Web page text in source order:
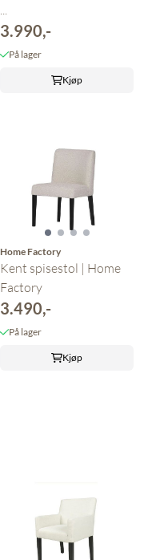
...
3.990,-
På lager
Kjøp
Home Factory
Kent spisestol | Home
Factory
3.490,-
På lager
Kjøp